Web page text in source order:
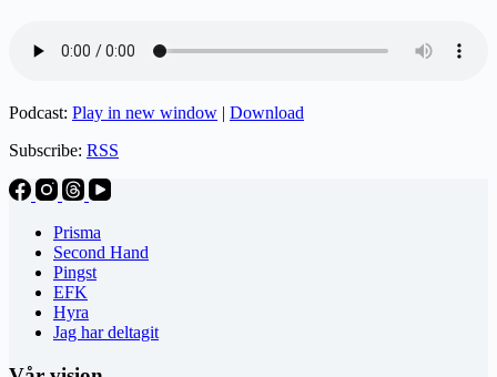
Podcast: Play in new window | Download
Subscribe: RSS
Prisma
Second Hand
Pingst
EFK
Hyra
Jag har deltagit